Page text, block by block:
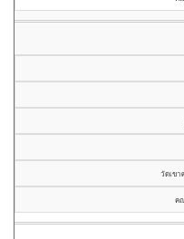
วัดเขา
ค